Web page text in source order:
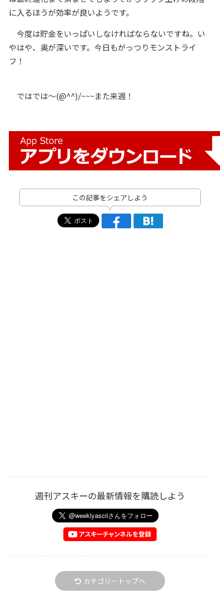
に入るほうが効率が良いようです。
今度は貯金をいっぱいしなければならないですね。い
やはや、奥が深いです。今日もがっつりモンストライ
フ！
ではでは～(@^^)/~~~また来週！
この記事をシェアしよう
週刊アスキーの最新情報を購読しよう
カテゴリートップへ